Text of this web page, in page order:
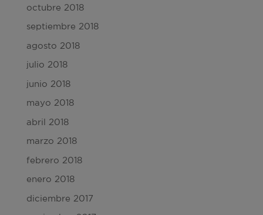
octubre 2018
septiembre 2018
agosto 2018
julio 2018
junio 2018
mayo 2018
abril 2018
marzo 2018
febrero 2018
enero 2018
diciembre 2017